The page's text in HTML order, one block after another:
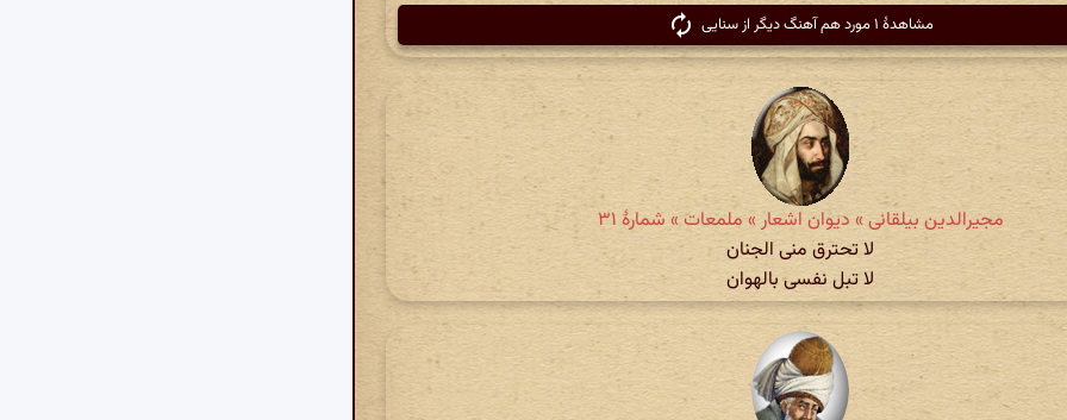
مشاهدهٔ ۱ مورد هم آهنگ دیگر از سنایی
مجیرالدین بیلقانی » دیوان اشعار » ملمعات » شمارهٔ ۳۱
لا تحترق منی الجنان
لا تبل نفسی بالهوان